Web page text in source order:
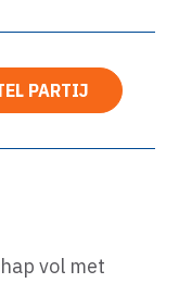
PARTIJ
vol met